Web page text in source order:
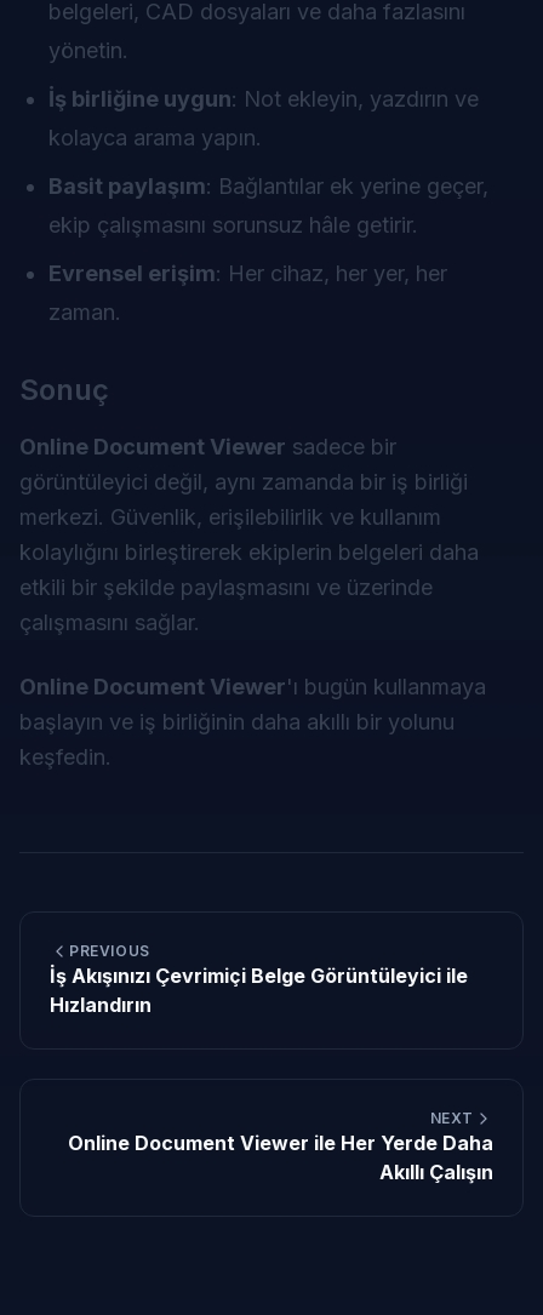
belgeleri, CAD dosyaları ve daha fazlasını
yönetin.
İş birliğine uygun: Not ekleyin, yazdırın ve
kolayca arama yapın.
Basit paylaşım: Bağlantılar ek yerine geçer,
ekip çalışmasını sorunsuz hâle getirir.
Evrensel erişim: Her cihaz, her yer, her
zaman.
Sonuç
Online Document Viewer sadece bir
görüntüleyici değil, aynı zamanda bir iş birliği
merkezi. Güvenlik, erişilebilirlik ve kullanım
kolaylığını birleştirerek ekiplerin belgeleri daha
etkili bir şekilde paylaşmasını ve üzerinde
çalışmasını sağlar.
Online Document Viewer'ı bugün kullanmaya
başlayın ve iş birliğinin daha akıllı bir yolunu
keşfedin.
PREVIOUS
İş Akışınızı Çevrimiçi Belge Görüntüleyici ile
Hızlandırın
NEXT
Online Document Viewer ile Her Yerde Daha
Akıllı Çalışın